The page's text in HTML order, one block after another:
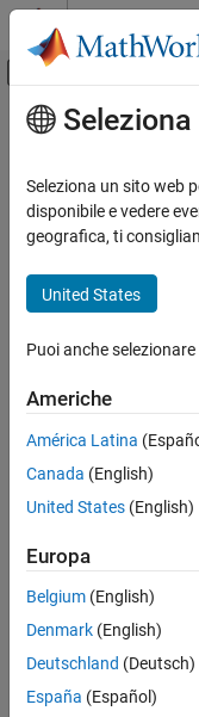
Vai al contenuto
Attiva/
Risorsa
Stato
Contenuto principale
Seleziona un sito web
disponibile e vedere
geografica, ti
United States
Puoi anche
Americhe
América Latina
Canada (English)
United States (English)
Europa
Belgium (English)
Denmark (English)
Deutschland (Deutsch)
España (Español)
Centro di fiducia
Antipirateria
Stato
© 1994-2026 The